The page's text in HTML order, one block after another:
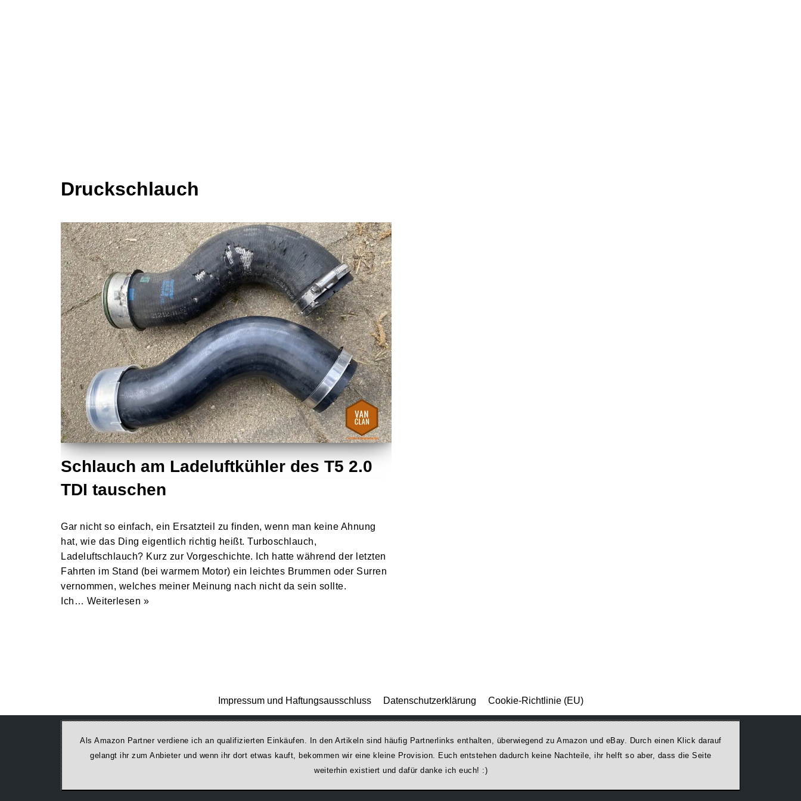
Druckschlauch
Schlauch am Ladeluftkühler des T5 2.0
TDI tauschen
Gar nicht so einfach, ein Ersatzteil zu finden, wenn man keine Ahnung
hat, wie das Ding eigentlich richtig heißt. Turboschlauch,
Ladeluftschlauch? Kurz zur Vorgeschichte. Ich hatte während der letzten
Fahrten im Stand (bei warmem Motor) ein leichtes Brummen oder Surren
vernommen, welches meiner Meinung nach nicht da sein sollte.
Ich… Weiterlesen »
Impressum und Haftungsausschluss Datenschutzerklärung Cookie-Richtlinie (EU)
Als Amazon Partner verdiene ich an qualifizierten Einkäufen. In den Artikeln sind häufig Partnerlinks enthalten, überwiegend zu Amazon und eBay. Durch einen Klick darauf
ge­lan­gt ihr zum Anbieter und wenn ihr dort etwas kauft, bekommen wir ei­ne kleine Provision. Euch entstehen dadurch keine Nachteile, ihr helft so aber, dass die Seite
weiterhin existiert und dafür danke ich euch! :)